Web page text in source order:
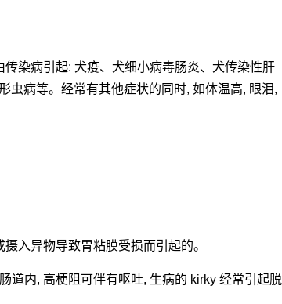
染病引起: 犬疫、犬细小病毒肠炎、犬传染性肝
虫病等。经常有其他症状的同时, 如体温高, 眼泪,
入异物导致胃粘膜受损而引起的。
道内, 高梗阻可伴有呕吐, 生病的 kirky 经常引起脱